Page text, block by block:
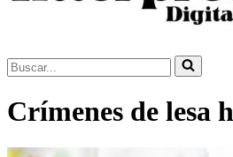
Buscar...
Crímenes de lesa